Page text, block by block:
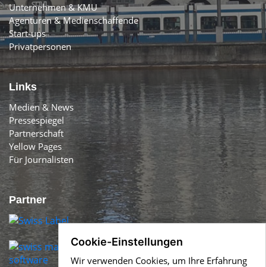
Unternehmen & KMU
Agenturen & Medienschaffende
Start-ups
Privatpersonen
Links
Medien & News
Pressespiegel
Partnerschaft
Yellow Pages
Für Journalisten
Partner
Cookie-Einstellungen
Wir verwenden Cookies, um Ihre Erfahrung